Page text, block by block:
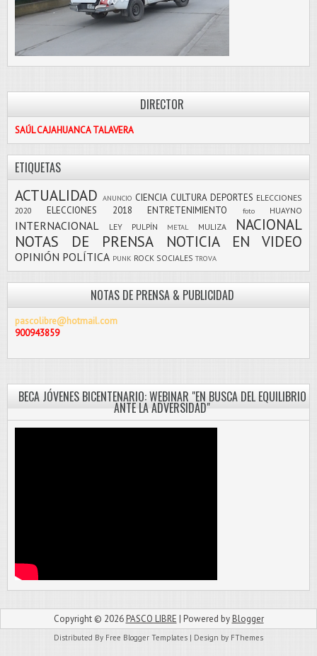
DIRECTOR
SAÚL CAJAHUANCA TALAVERA
ETIQUETAS
ACTUALIDAD ANUNCIO CIENCIA CULTURA DEPORTES ELECCIONES
2020
ELECCIONES 2018 ENTRETENIMIENTO foto HUAYNO
INTERNACIONAL LEY PULPÍN METAL MULIZA
NACIONAL
NOTAS DE PRENSA
NOTICIA EN VIDEO
OPINIÓN POLÍTICA PUNK ROCK SOCIALES TROVA
NOTAS DE PRENSA & PUBLICIDAD
pascolibre@hotmail.com
900943859
BECA JÓVENES BICENTENARIO: WEBINAR "EN BUSCA DEL EQUILIBRIO
ANTE LA ADVERSIDAD"
Copyright © 2026 PASCO LIBRE | Powered by Blogger
Distributed By Free Blogger Templates | Design by FThemes